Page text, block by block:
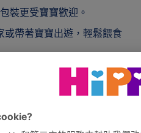
裝更受寶寶歡迎。
或帶著寶寶出遊，輕鬆餵食
成，寶寶愛吃、媽媽安心的